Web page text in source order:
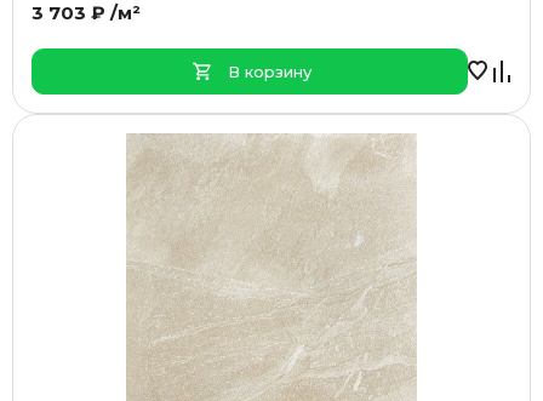
3 703 ₽ /м²
В корзину